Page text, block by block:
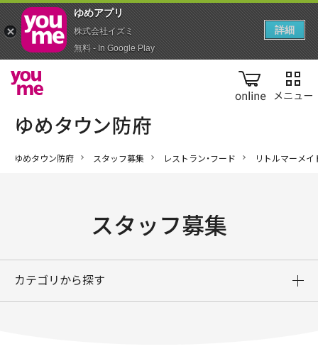
online
ゆめタウン防府 スタッフ募集 レストラン・フード リトルマーメイ
スタッフ募集
カテゴリから探す
ゆめアプ‪リ‬
株式会社イズミ
無料 - In Google Play
詳細